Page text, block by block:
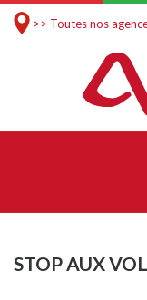
>> Toutes nos
STOP AUX